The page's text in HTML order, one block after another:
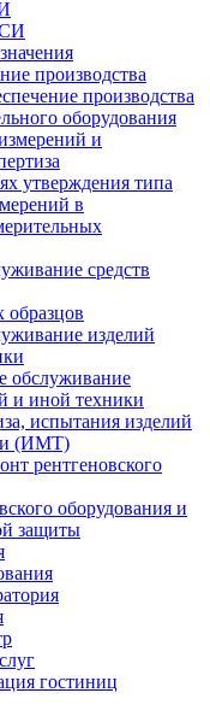
производства
производства
оборудования
и
утверждения типа
в
средств
образцов
изделий
обслуживание
и иной техники
испытания изделий
(ИМТ)
рентгеновского
оборудования и
защиты
гостиниц